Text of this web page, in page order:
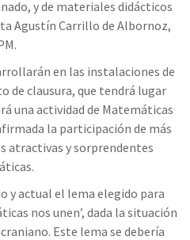
y de materiales didácticos
Agustín Carrillo de Albornoz,
en las instalaciones de
de clausura, que tendrá lugar
una actividad de Matemáticas
la participación de más
atractivas y sorprendentes
y actual el lema elegido para
nos unen’, dada la situación
Este lema se debería